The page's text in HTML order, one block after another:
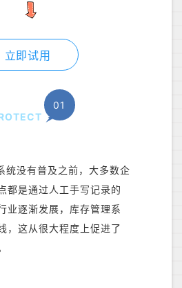
立即试用
01
统没有普及之前，大多数企
都是通过人工手写记录的
业逐渐发展，库存管理系
，这从很大程度上促进了